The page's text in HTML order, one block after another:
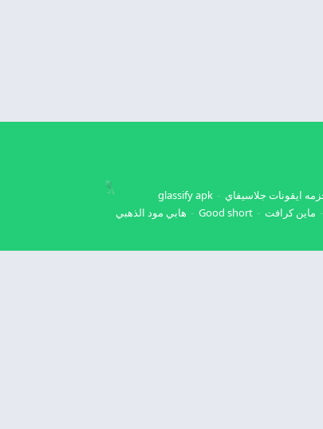
ايقونات جلاسيفاي
glassify apk
ماين كرافت Good short
هابي مود الذهبي